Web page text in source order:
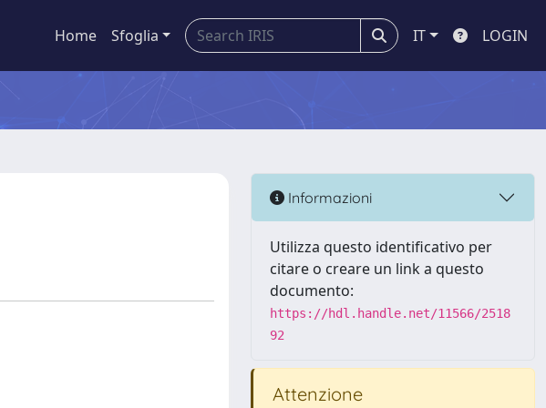
Home Sfoglia IT LOGIN
Informazioni
Utilizza questo identificativo per
citare o creare un link a questo
documento:
https://hdl.handle.net/11566/2518
92
Attenzione